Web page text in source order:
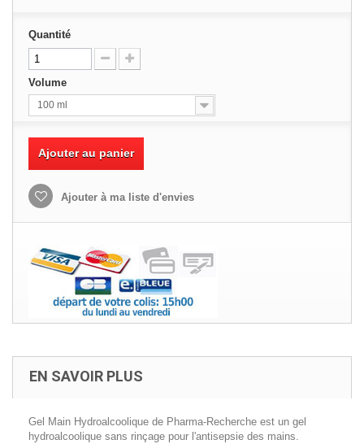
Quantité
Volume
100 ml
Ajouter au panier
Ajouter à ma liste d'envies
EN SAVOIR PLUS
Gel Main Hydroalcoolique de Pharma-Recherche est un gel
hydroalcoolique sans rinçage pour l'antisepsie des mains.